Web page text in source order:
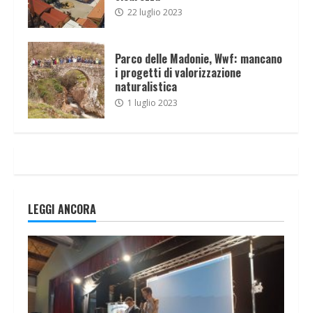
22 luglio 2023
Parco delle Madonie, Wwf: mancano
i progetti di valorizzazione
naturalistica
1 luglio 2023
LEGGI ANCORA